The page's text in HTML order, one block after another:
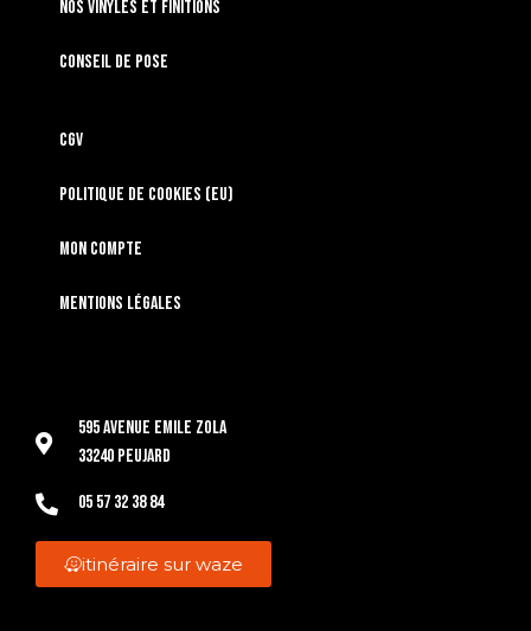
Nos vinyles et finitions
Conseil de pose
CGV
Politique de cookies (EU)
Mon compte
Mentions légales
595 Avenue Emile Zola
33240 Peujard
05 57 32 38 84
itinéraire sur waze